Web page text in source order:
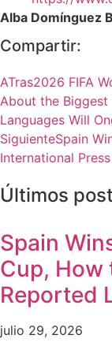
Alba Domínguez
Compartir:
ATras2026 FIFA
About the Biggest
Languages Will
SiguienteSpain
International
Últimos
Spain
Cup, How
Reported
julio 29, 2026